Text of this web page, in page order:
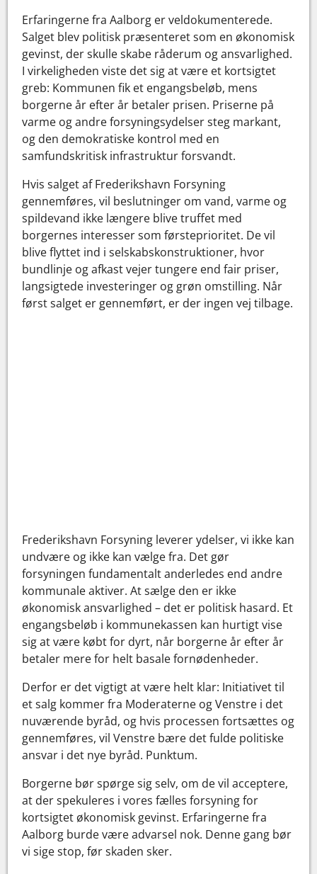
Erfaringerne fra Aalborg er veldokumenterede.
Salget blev politisk præsenteret som en økonomisk
gevinst, der skulle skabe råderum og ansvarlighed.
I virkeligheden viste det sig at være et kortsigtet
greb: Kommunen fik et engangsbeløb, mens
borgerne år efter år betaler prisen. Priserne på
varme og andre forsyningsydelser steg markant,
og den demokratiske kontrol med en
samfundskritisk infrastruktur forsvandt.
Hvis salget af Frederikshavn Forsyning
gennemføres, vil beslutninger om vand, varme og
spildevand ikke længere blive truffet med
borgernes interesser som førsteprioritet. De vil
blive flyttet ind i selskabskonstruktioner, hvor
bundlinje og afkast vejer tungere end fair priser,
langsigtede investeringer og grøn omstilling. Når
først salget er gennemført, er der ingen vej tilbage.
Frederikshavn Forsyning leverer ydelser, vi ikke kan
undvære og ikke kan vælge fra. Det gør
forsyningen fundamentalt anderledes end andre
kommunale aktiver. At sælge den er ikke
økonomisk ansvarlighed – det er politisk hasard. Et
engangsbeløb i kommunekassen kan hurtigt vise
sig at være købt for dyrt, når borgerne år efter år
betaler mere for helt basale fornødenheder.
Derfor er det vigtigt at være helt klar: Initiativet til
et salg kommer fra Moderaterne og Venstre i det
nuværende byråd, og hvis processen fortsættes og
gennemføres, vil Venstre bære det fulde politiske
ansvar i det nye byråd. Punktum.
Borgerne bør spørge sig selv, om de vil acceptere,
at der spekuleres i vores fælles forsyning for
kortsigtet økonomisk gevinst. Erfaringerne fra
Aalborg burde være advarsel nok. Denne gang bør
vi sige stop, før skaden sker.